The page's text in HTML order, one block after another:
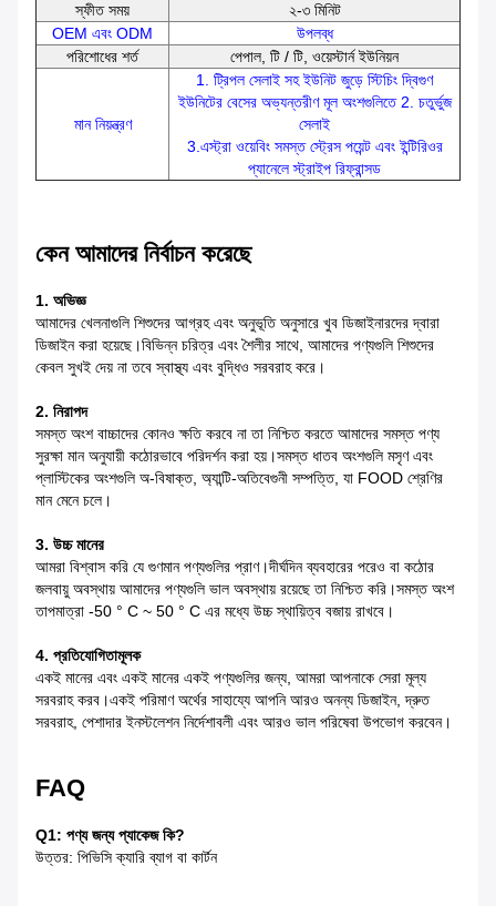
স্ফীত সময়
২-৩ মিনিট
OEM এবং ODM
উপলব্ধ
পরিশোধের শর্ত
পেপাল, টি / টি, ওয়েস্টার্ন ইউনিয়ন
মান নিয়ন্ত্রণ
1. ট্রিপল সেলাই সহ ইউনিট জুড়ে স্টিচিং দ্বিগুণ
ইউনিটের বেসের অভ্যন্তরীণ মূল অংশগুলিতে 2. চতুর্ভুজ
সেলাই
3.এস্ট্রা ওয়েবিং সমস্ত স্ট্রেস পয়েন্ট এবং ইন্টিরিওর
প্যানেলে স্ট্রাইপ রিফ্রান্সড
কেন আমাদের নির্বাচন করেছে
1. অভিজ্ঞ
আমাদের খেলনাগুলি শিশুদের আগ্রহ এবং অনুভূতি অনুসারে খুব ডিজাইনারদের দ্বারা
ডিজাইন করা হয়েছে।বিভিন্ন চরিত্র এবং শৈলীর সাথে, আমাদের পণ্যগুলি শিশুদের
কেবল সুখই দেয় না তবে স্বাস্থ্য এবং বুদ্ধিও সরবরাহ করে।
2. নিরাপদ
সমস্ত অংশ বাচ্চাদের কোনও ক্ষতি করবে না তা নিশ্চিত করতে আমাদের সমস্ত পণ্য
সুরক্ষা মান অনুযায়ী কঠোরভাবে পরিদর্শন করা হয়।সমস্ত ধাতব অংশগুলি মসৃণ এবং
প্লাস্টিকের অংশগুলি অ-বিষাক্ত, অ্যান্টি-অতিবেগুনী সম্পত্তি, যা FOOD শ্রেণির
মান মেনে চলে।
3. উচ্চ মানের
আমরা বিশ্বাস করি যে গুণমান পণ্যগুলির প্রাণ।দীর্ঘদিন ব্যবহারের পরেও বা কঠোর
জলবায়ু অবস্থায় আমাদের পণ্যগুলি ভাল অবস্থায় রয়েছে তা নিশ্চিত করি।সমস্ত অংশ
তাপমাত্রা -50 ° C ~ 50 ° C এর মধ্যে উচ্চ স্থায়িত্ব বজায় রাখবে।
4. প্রতিযোগিতামূলক
একই মানের এবং একই মানের একই পণ্যগুলির জন্য, আমরা আপনাকে সেরা মূল্য
সরবরাহ করব।একই পরিমাণ অর্থের সাহায্যে আপনি আরও অনন্য ডিজাইন, দ্রুত
সরবরাহ, পেশাদার ইনস্টলেশন নির্দেশাবলী এবং আরও ভাল পরিষেবা উপভোগ করবেন।
FAQ
Q1: পণ্য জন্য প্যাকেজ কি?
উত্তর: পিভিসি ক্যারি ব্যাগ বা কার্টন